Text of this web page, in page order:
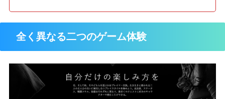
全く異なる二つのゲーム体験